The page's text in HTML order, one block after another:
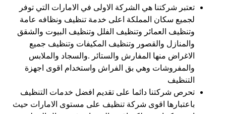
تعتبر شركتنا هي الشركة الاولى في الامارات التي توفر
لجميع سكان المملكة اعلى خدمة تنظيف ونظافه عامة
وتنظيف العمائر وتنظيف الفلل وتنظيف البيوت والشقق
والمنازل والقصور وتنظيف المكيفات وتنظيف جميع
الاغراض منها المفارش والستائر .والسجاد والملابس
والمفروشات وهي بق الفراش واستخدام اقوى اجهزة
التنظيف
تحرص شركتنا دائما على تقديم افضل خدمات التنظيف
باعتبارها اقوى شركة تنظيف على مستوى الامارات حيث